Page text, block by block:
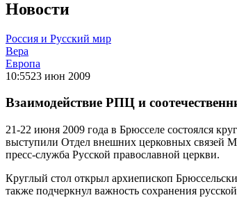
Новости
Россия и Русский мир
Вера
Европа
10:5523 июн 2009
Взаимодействие РПЦ и
21-22 июня 2009 года в Брюсселе состоялся
выступили Отдел внешних церковных связей
пресс-служба Русской православной церкви.
Круглый стол открыл архиепископ
также подчеркнул важность сохранения